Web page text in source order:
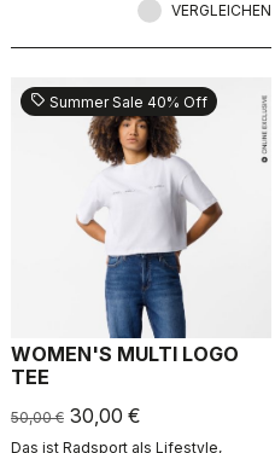
VERGLEICHEN
sell Summer Sale 40% Off
WOMEN'S MULTI LOGO
TEE
50,00 € 30,00 €
Das ist Radsport als Lifestyle,